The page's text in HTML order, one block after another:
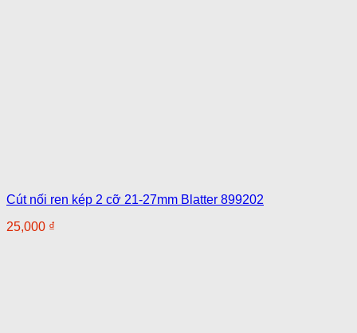
Cút nối ren kép 2 cỡ 21-27mm Blatter 899202
25,000 ₫